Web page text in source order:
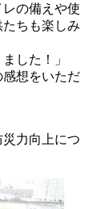
の備えや使
ちも楽しみ
した！」
感想をいただ
力向上につ